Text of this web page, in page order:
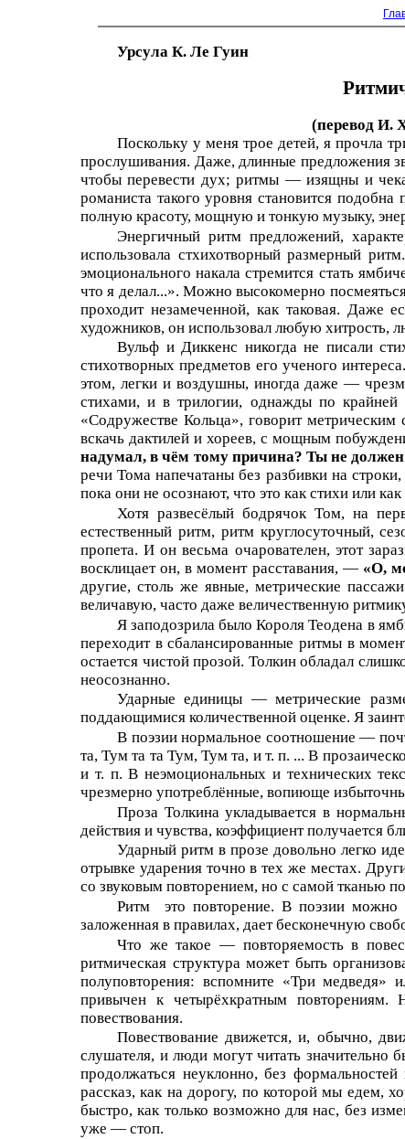
Урсула К. Ле Гуин
(перевод И.
Поскольку у меня трое детей, я прочла
прослушивания. Даже, длинные предложения
чтобы перевести дух; ритмы — изящны и
романиста такого уровня становится
полную красоту, мощную и тонкую музыку,
Энергичный ритм предложений,
использовала стхихотворный размерный
эмоционального накала стремится стать
что я делал...». Можно высокомерно
проходит незамеченной, как таковая. Даже
художников, он использовал любую хитрость,
Вульф и Диккенс никогда не писали
стихотворных предметов его ученого
этом, легки и воздушны, иногда даже —
стихами, и в трилогии, однажды по крайней
«Содружестве Кольца», говорит
вскачь дактилей и хореев, с мощным
надумал, в чём тому причина? Ты не
речи Тома напечатаны без разбивки на
пока они не осознают, что это как стихи или
Хотя развесёлый бодрячок Том, на
естественный ритм, ритм круглосуточный,
пропета. И он весьма очарователен, этот
восклицает он, в момент расставания, — «О,
другие, столь же явные, метрические
величавую, часто даже величественную
Я заподозрила было Короля Теодена в
переходит в сбалансированные ритмы в
остается чистой прозой. Толкин обладал
неосознанно.
Ударные единицы — метрические
поддающимися количественной оценке. Я
В поэзии нормальное соотношение —
та, Тум та та Тум, Тум та, и т. п. ... В
и т. п. В неэмоциональных и технических
чрезмерно употреблённые, вопиюще
Проза Толкина укладывается в
действия и чувства, коэффициент получается
Ударный ритм в прозе довольно легко
отрывке ударения точно в тех же местах.
со звуковым повторением, но с самой тканью
Ритм это повторение. В поэзии можно
заложенная в правилах, дает бесконечную
Что же такое — повторяемость в
ритмическая структура может быть
полуповторения: вспомните «Три медведя»
привычен к четырёхкратным
повествования.
Повествование движется, и, обычно,
слушателя, и люди могут читать
продолжаться неуклонно, без
рассказ, как на дорогу, по которой мы едем,
быстро, как только возможно для нас, без
уже — стоп.